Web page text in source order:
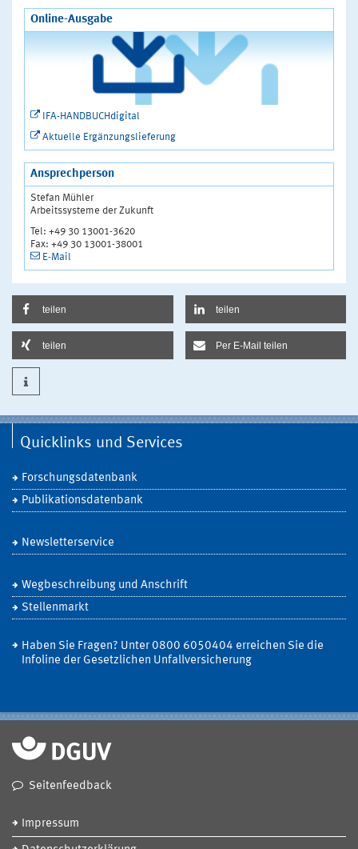
Online-Ausgabe
IFA-HANDBUCHdigital
Aktuelle Ergänzungslieferung
Ansprechperson
Stefan Mühler
Arbeitssysteme der Zukunft
Tel: +49 30 13001-3620
Fax: +49 30 13001-38001
E-Mail
teilen teilen
teilen Per E-Mail teilen
Quicklinks und Services
Forschungsdatenbank
Publikationsdatenbank
Newsletterservice
Wegbeschreibung und Anschrift
Stellenmarkt
Haben Sie Fragen? Unter 0800 6050404 erreichen Sie die
Infoline der Gesetzlichen Unfallversicherung
Seitenfeedback
Impressum